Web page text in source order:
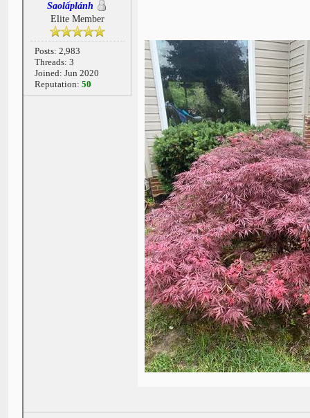
Saolấplánh
Elite Member
Posts: 2,983
Threads: 3
Joined: Jun 2020
Reputation: 50